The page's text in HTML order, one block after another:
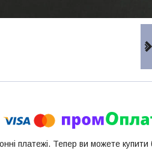
платежі. Тепер ви можете